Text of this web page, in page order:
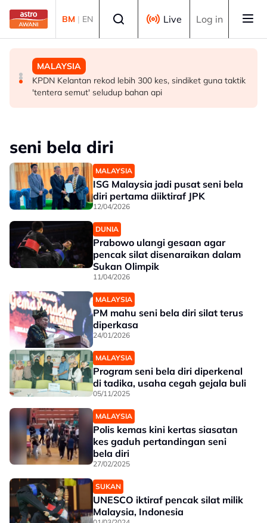
Skip to main content
BM | EN Live Log in
BISNES
Sentimen meningkat, ringgit teruskan momentum
mengukuh berbanding dolar AS
MALAYSIA
Johor laksana Program Semarak Maghrib dan Isyak
perkasa solat berjemaah
MALAYSIA
KPDN Kelantan rekod lebih 300 kes, sindiket guna taktik
'tentera semut' seludup bahan api
seni bela diri
MALAYSIA
ISG Malaysia jadi pusat seni bela
diri pertama diiktiraf JPK
12/04/2026
DUNIA
Prabowo ulangi gesaan agar
pencak silat disenaraikan dalam
Sukan Olimpik
11/04/2026
MALAYSIA
PM mahu seni bela diri silat terus
diperkasa
24/01/2026
MALAYSIA
Program seni bela diri diperkenal
di tadika, usaha cegah gejala buli
05/11/2025
MALAYSIA
Polis kemas kini kertas siasatan
kes gaduh pertandingan seni
bela diri
27/02/2025
SUKAN
UNESCO iktiraf pencak silat milik
Malaysia, Indonesia